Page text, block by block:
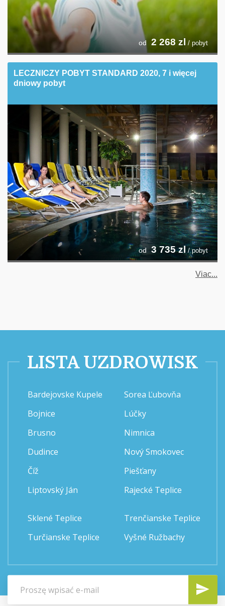
od 2 268 zl / pobyt
LECZNICZY POBYT STANDARD 2020, 7 i więcej
dniowy pobyt
od 3 735zl / pobyt
Viac...
LISTA UZDROWISK
Bardejovske Kupele
Bojnice
Brusno
Dudince
Číž
Liptovský Ján
Sorea Ľubovňa
Lúčky
Nimnica
Nový Smokovec
Piešťany
Rajecké Teplice
Sklené Teplice
Turčianske Teplice
Trenčianske Teplice
Vyšné Ružbachy